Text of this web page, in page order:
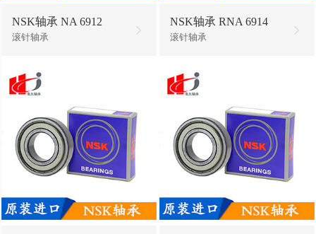
NSK轴承 NA 6912
滚针轴承
NSK轴承 RNA 6914
滚针轴承